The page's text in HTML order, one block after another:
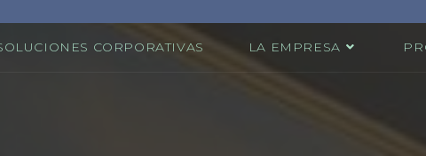
CORPORATIVAS LA EMPRESA